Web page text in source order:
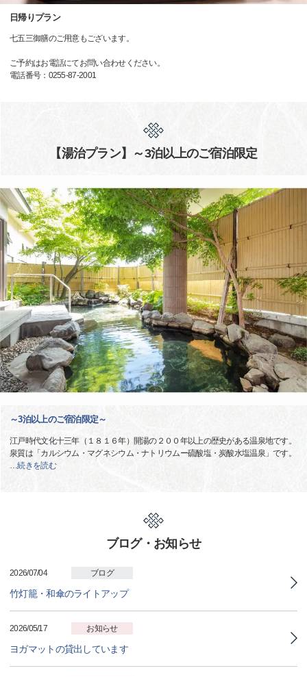
日帰りプラン
七五三御膳のご用意もございます。
ご予約はお電話にてお問い合わせください。
電話番号：0255-87-2001
【湯治プラン】～3泊以上のご宿泊限定
～3泊以上のご宿泊限定～
江戸時代文化十三年（１８１６年）開湯の２００年以上の歴史がある温泉地です。
泉質は「カルシウム・マグネシウム・ナトリウムー硫酸塩・炭酸水塩温泉」です。
…続きを読む
ブログ・お知らせ
2026/07/04 ブログ
竹灯籠・和傘のライトアップ
2026/05/17 お知らせ
ヨガマットの貸出しています